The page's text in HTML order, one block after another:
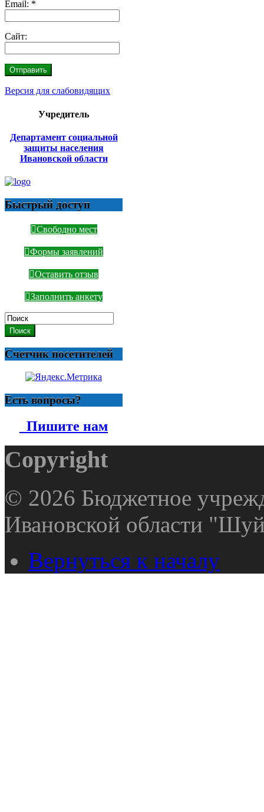
Email: *
Сайт:
Версия для слабовидящих
Учредитель
Департамент социальной
защиты населения
Ивановской области
Быстрый доступ
Свободно мест
Формы заявлений
Оставить отзыв
Заполнить анкету
Поиск
Счетчик посетителей
Есть вопросы?
Пишите нам
Copyright
© 2026 Бюджетное
Ивановской области
Вернуться к началу